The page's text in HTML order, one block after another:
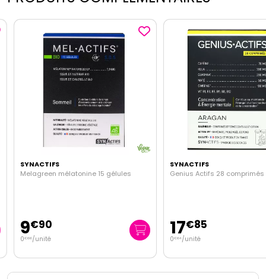
SYNACTIFS
Melagreen mélatonine 15 gélules
9€90
€66/unité
SYNACTIFS
Genius Actifs 28 comprimés
17€85
€64/unité